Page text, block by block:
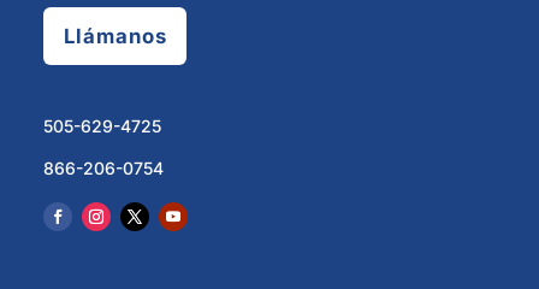
Llámanos
505-629-4725
866-206-0754